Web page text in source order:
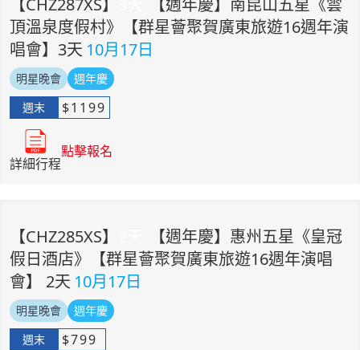
【CHZ287XS】
【週年慶】南昆山五星《雲
頂溫泉度假村》【群星薈聚賀廣東旅遊16週年演
唱會】3天 10月17日
明星晚會
週年慶
週末
$1199
詳細行程
點擊報名
【CHZ285XS】
【週年慶】惠州五星《皇冠
假日酒店》【群星薈聚賀廣東旅遊16週年演唱
會】 2天 10月17日
明星晚會
週年慶
週末
$799